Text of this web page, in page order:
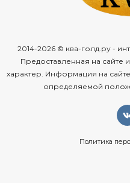
2014-2026 © ква-голд.ру -
Предоставленная на
характер. Информация на
определяемой
Политика